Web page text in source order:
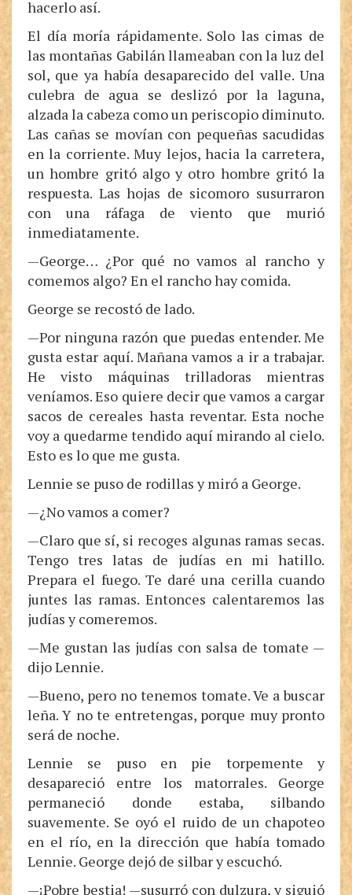
hacerlo así.
El día moría rápidamente. Solo las cimas de
las montañas Gabilán llameaban con la luz del
sol, que ya había desaparecido del valle. Una
culebra de agua se deslizó por la laguna,
alzada la cabeza como un periscopio diminuto.
Las cañas se movían con pequeñas sacudidas
en la corriente. Muy lejos, hacia la carretera,
un hombre gritó algo y otro hombre gritó la
respuesta. Las hojas de sicomoro susurraron
con una ráfaga de viento que murió
inmediatamente.
—George… ¿Por qué no vamos al rancho y
comemos algo? En el rancho hay comida.
George se recostó de lado.
—Por ninguna razón que puedas entender. Me
gusta estar aquí. Mañana vamos a ir a trabajar.
He visto máquinas trilladoras mientras
veníamos. Eso quiere decir que vamos a cargar
sacos de cereales hasta reventar. Esta noche
voy a quedarme tendido aquí mirando al cielo.
Esto es lo que me gusta.
Lennie se puso de rodillas y miró a George.
—¿No vamos a comer?
—Claro que sí, si recoges algunas ramas secas.
Tengo tres latas de judías en mi hatillo.
Prepara el fuego. Te daré una cerilla cuando
juntes las ramas. Entonces calentaremos las
judías y comeremos.
—Me gustan las judías con salsa de tomate —
dijo Lennie.
—Bueno, pero no tenemos tomate. Ve a buscar
leña. Y no te entretengas, porque muy pronto
será de noche.
Lennie se puso en pie torpemente y
desapareció entre los matorrales. George
permaneció donde estaba, silbando
suavemente. Se oyó el ruido de un chapoteo
en el río, en la dirección que había tomado
Lennie. George dejó de silbar y escuchó.
—¡Pobre bestia! —susurró con dulzura, y siguió